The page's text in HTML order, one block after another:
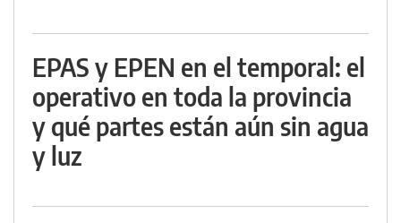
EPAS y EPEN en el temporal: el
operativo en toda la provincia
y qué partes están aún sin agua
y luz